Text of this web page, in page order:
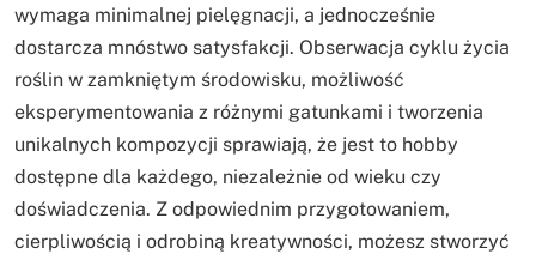
wymaga minimalnej pielęgnacji, a jednocześnie
dostarcza mnóstwo satysfakcji. Obserwacja cyklu życia
roślin w zamkniętym środowisku, możliwość
eksperymentowania z różnymi gatunkami i tworzenia
unikalnych kompozycji sprawiają, że jest to hobby
dostępne dla każdego, niezależnie od wieku czy
doświadczenia. Z odpowiednim przygotowaniem,
cierpliwością i odrobiną kreatywności, możesz stworzyć